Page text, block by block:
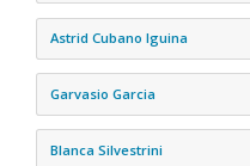
Astrid Cubano Iguina
Garvasio Garcia
Blanca Silvestrini